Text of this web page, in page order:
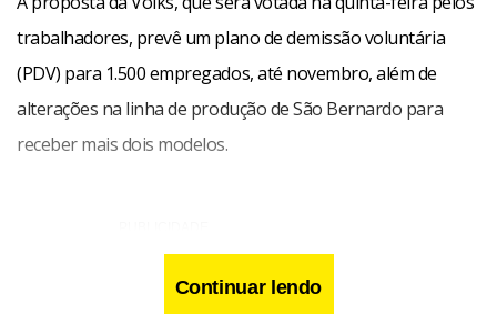
trabalhadores, prevê um plano de demissão voluntária
(PDV) para 1.500 empregados, até novembro, além de
alterações na linha de produção de São Bernardo para
receber mais dois modelos.
Continuar lendo